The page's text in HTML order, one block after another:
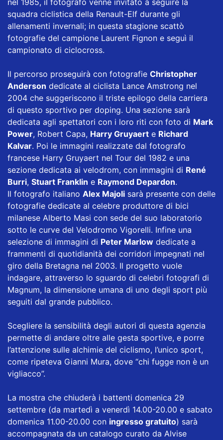
nel 1985, il fotografo venne invitato a seguire la
squadra ciclistica della Renault-Elf durante gli
allenamenti invernali; in questa stagione scattò
fotografie del campione Laurent Fignon e seguì il
campionato di ciclocross.
Il percorso proseguirà con fotografie Christopher
Anderson dedicate al ciclista Lance Amstrong nel
2004 che suggeriscono il triste epilogo della carriera
di questo sportivo per doping. Una sezione sarà
dedicata agli spettatori con i loro riti con foto di Mark
Power, Robert Capa, Harry Gruyaert e Richard
Kalvar. Poi le immagini realizzate dal fotografo
francese Harry Gruyaert nel Tour del 1982 e una
sezione dedicata ai velodrom, con immagini di René
Burri, Stuart Franklin e Raymond Depardon.
Il fotografo italiano Alex Majoli sarà presente con delle
fotografie dedicate al celebre produttore di bici
milanese Alberto Masi con sede del suo laboratorio
sotto le curve del Velodromo Vigorelli. Infine una
selezione di immagini di Peter Marlow dedicate a
frammenti di quotidianità dei corridori impegnati nel
giro della Bretagna nel 2003. Il progetto vuole
indagare, attraverso lo sguardo di celebri fotografi di
Magnum, la dimensione umana di uno degli sport più
seguiti dal grande pubblico.
Scegliere la sensibilità degli autori di questa agenzia
permette di andare oltre alle gesta sportive, e porre
l’attenzione sulle alchimie del ciclismo, l’unico sport,
come ripeteva Gianni Mura, dove “chi fugge non è un
vigliacco”.
La mostra che chiuderà i battenti domenica 29
settembre (da martedì a venerdì 14.00-20.00 e sabato
domenica 11.00-20.00 con ingresso gratuito) sarà
accompagnata da un catalogo curato da Alvise